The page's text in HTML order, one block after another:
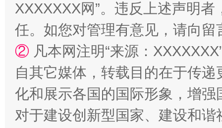
XXXXXXX网”。违反上述声明
任。如您对管理有意见，请向
② 凡本网注明“来源：
自其它媒体，转载目的在于传
化和展示各国的国际形象，增
对于建设创新型国家、建设和